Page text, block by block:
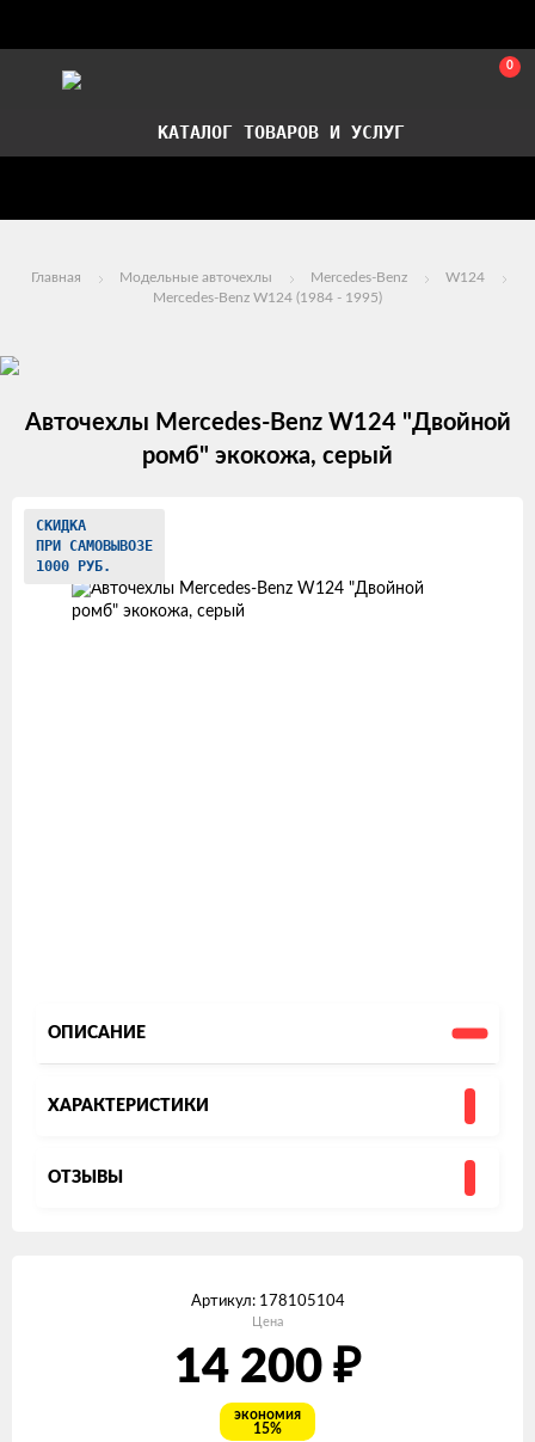
0
КАТАЛОГ ТОВАРОВ И УСЛУГ
Главная Модельные авточехлы Mercedes-Benz
W124
Mercedes-Benz W124 (1984 - 1995)
Авточехлы Mercedes-Benz W124 "Двойной
ромб" экокожа, серый
Изображения
товаров
СКИДКА
ПРИ САМОВЫВОЗЕ
1000 РУБ.
ОПИСАНИЕ
ХАРАКТЕРИСТИКИ
ОТЗЫВЫ
Артикул: 178105104
Цена
14 200 ₽
экономия
15%